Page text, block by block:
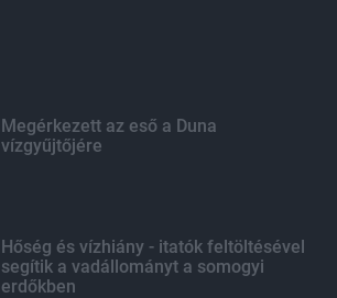
Megérkezett az eső a Duna
vízgyűjtőjére
Hőség és vízhiány - itatók feltöltésével
segítik a vadállományt a somogyi
erdőkben